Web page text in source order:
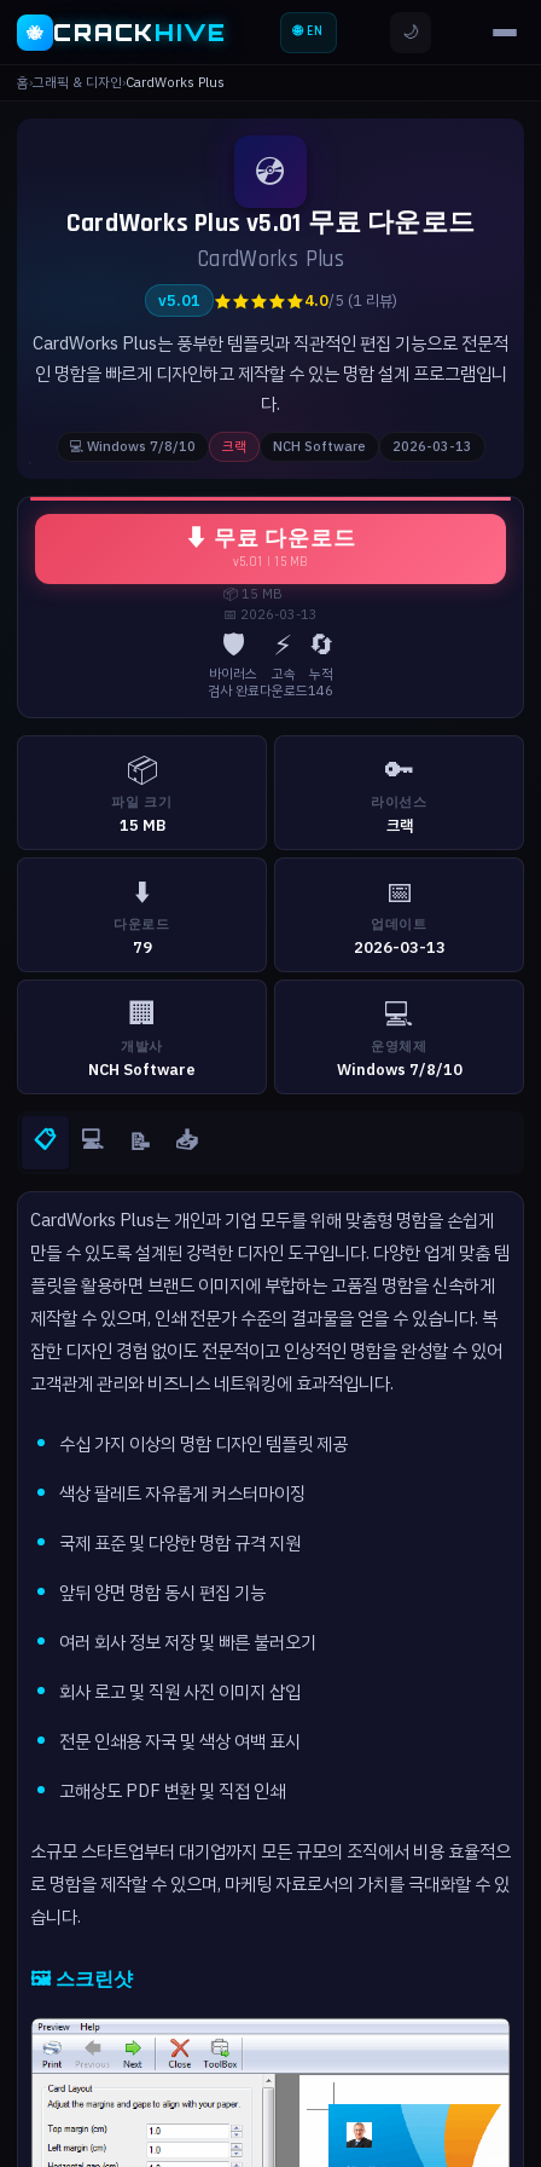
🐝 CRACKHIVE 🌐 EN 🌙
홈›그래픽 & 디자인›CardWorks Plus
💿
CardWorks Plus v5.01 무료 다운로드
CardWorks Plus
v5.01 ★★★★★4.0/5 (1 리뷰)
CardWorks Plus는 풍부한 템플릿과 직관적인 편집 기능으로 전문적
인 명함을 빠르게 디자인하고 제작할 수 있는 명함 설계 프로그램입니
다.
💻 Windows 7/8/10 크랙 NCH Software 2026-03-13
⬇ 무료 다운로드
v5.01 | 15 MB
📦 15 MB
📅 2026-03-13
🛡️
바이러스
검사 완료
⚡
고속
다운로드
🔄
누적
146
📦
파일 크기
15 MB
🔑
라이선스
크랙
⬇️
다운로드
79
📅
업데이트
2026-03-13
🏢
개발사
NCH Software
💻
운영체제
Windows 7/8/10
📋 💻 📝 📥
CardWorks Plus는 개인과 기업 모두를 위해 맞춤형 명함을 손쉽게
만들 수 있도록 설계된 강력한 디자인 도구입니다. 다양한 업계 맞춤 템
플릿을 활용하면 브랜드 이미지에 부합하는 고품질 명함을 신속하게
제작할 수 있으며, 인쇄 전문가 수준의 결과물을 얻을 수 있습니다. 복
잡한 디자인 경험 없이도 전문적이고 인상적인 명함을 완성할 수 있어
고객관계 관리와 비즈니스 네트워킹에 효과적입니다.
수십 가지 이상의 명함 디자인 템플릿 제공
색상 팔레트 자유롭게 커스터마이징
국제 표준 및 다양한 명함 규격 지원
앞뒤 양면 명함 동시 편집 기능
여러 회사 정보 저장 및 빠른 불러오기
회사 로고 및 직원 사진 이미지 삽입
전문 인쇄용 자국 및 색상 여백 표시
고해상도 PDF 변환 및 직접 인쇄
소규모 스타트업부터 대기업까지 모든 규모의 조직에서 비용 효율적으
로 명함을 제작할 수 있으며, 마케팅 자료로서의 가치를 극대화할 수 있
습니다.
🖼️ 스크린샷